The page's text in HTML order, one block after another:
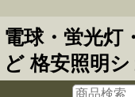
電球・蛍光灯
ど 格安照明